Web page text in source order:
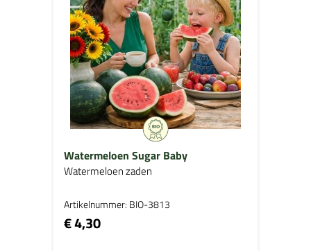
Watermeloen Sugar Baby
Watermeloen zaden
Artikelnummer: BIO-3813
€ 4,30